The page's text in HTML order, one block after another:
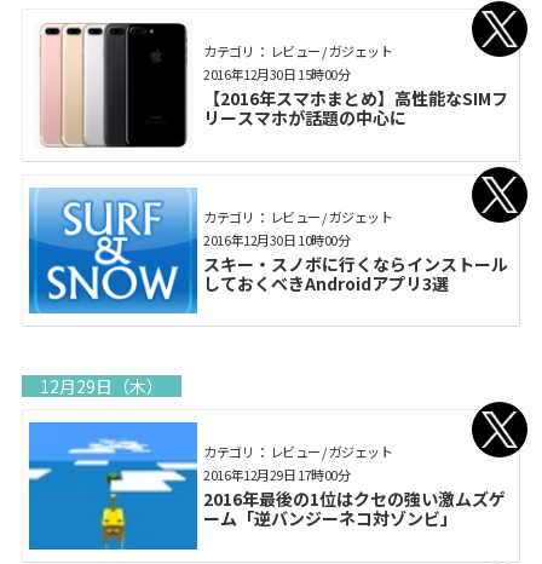
カテゴリ： レビュー / ガジェット
【2016年スマホまとめ】高性能なSIMフ
リースマホが話題の中心に
2016年12月30日 15時00分
カテゴリ： レビュー / ガジェット
スキー・スノボに行くならインストール
しておくべきAndroidアプリ3選
2016年12月30日 10時00分
12月29日（木）
カテゴリ： レビュー / ガジェット
2016年最後の1位はクセの強い激ムズゲ
ーム「逆バンジーネコ対ゾンビ」
2016年12月29日 17時00分